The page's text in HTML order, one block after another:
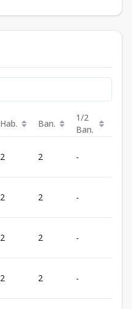
Hab. Ban.
1/2
Ban.
2 2 -
2 2 -
2 2 -
2 2 -